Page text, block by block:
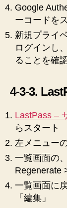
Google
ーコードを
新規プライ
ログインし
ることを確
4-3-3.
LastPass –
らスタート
左メニュー
一覧画面の
Regenerate
一覧画面に
「編集」